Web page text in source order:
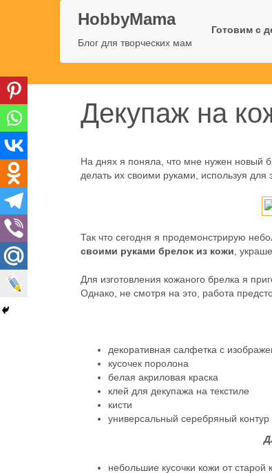
HobbyMama
Блог для творческих мам
Готовим с
Декупаж на
На днях я поняла, что мне нужен новый
делать их своими руками, используя для
Так что сегодня я продемонстрирую
своими руками брелок из кожи ,
Для изготовления кожаного брелка я
Однако, не смотря на это, работа
декоративная салфетка с
кусочек поролона
белая акриловая краска
клей для декупажа на текстиле
кисти
универсальный серебряный контур
небольшие кусочки кожи от старой